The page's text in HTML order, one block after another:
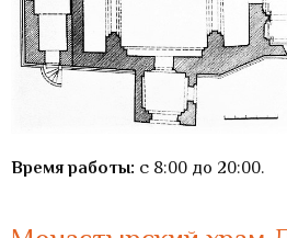
Время работы: с 8:00 до 20:00.